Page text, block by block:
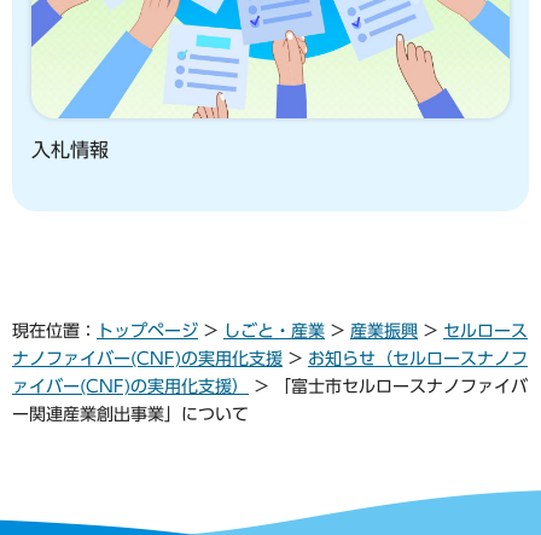
入札情報
現在位置： トップページ > しごと・産業 > 産業振興 > セルロース
ナノファイバー(CNF)の実用化支援 > お知らせ（セルロースナノフ
ァイバー(CNF)の実用化支援）
> 「富士市セルロースナノファイバ
ー関連産業創出事業」について